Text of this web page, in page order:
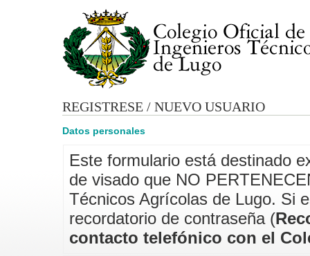
REGISTRESE / NUEVO USUARIO
Datos personales
Este formulario está destinado
de visado que NO
Técnicos Agrícolas de Lugo. Si
recordatorio de contraseña (
contacto telefónico con el